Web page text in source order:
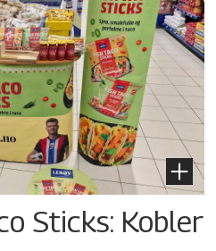
Sticks: Kobler